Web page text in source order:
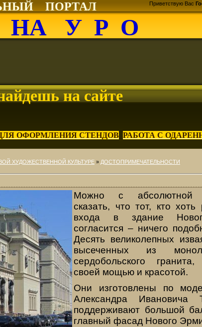
ПОРТАЛ Приветствую Вас
НА У Р О
на сайте
ОФОРМЛЕНИЯ СТЕНДОВ РАБОТА С
ХУДОЖЕСТВЕННОЙ КУЛЬТУРЕ » ДОСТОПРИМЕЧАТЕЛЬНОСТИ
Можно с абсолютной
сказать, что тот, кто
входа в здание
согласится – ничего
Десять великолепных
высеченных из
сердобольского
своей мощью и красотой.
Они изготовлены по
Александра Ивановича
поддерживают большой
главный фасад Нового